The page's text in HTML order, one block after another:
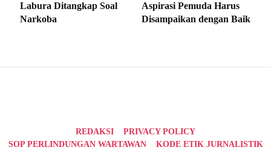
Labura Ditangkap Soal
Narkoba
Aspirasi Pemuda Harus
Disampaikan dengan Baik
REDAKSI
PRIVACY POLICY
SOP PERLINDUNGAN WARTAWAN
KODE ETIK JURNALISTIK